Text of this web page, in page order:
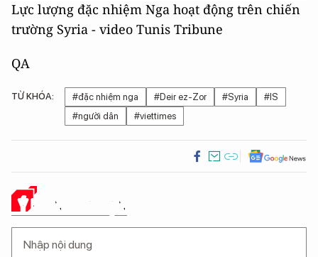
Lực lượng đặc nhiệm Nga hoạt động trên chiến
trường Syria - video Tunis Tribune
QA
TỪ KHÓA: #đặc nhiệm nga #Deir ez-Zor #Syria
#IS
#người dân
#viettimes
Ý KIẾN CỦA BẠN